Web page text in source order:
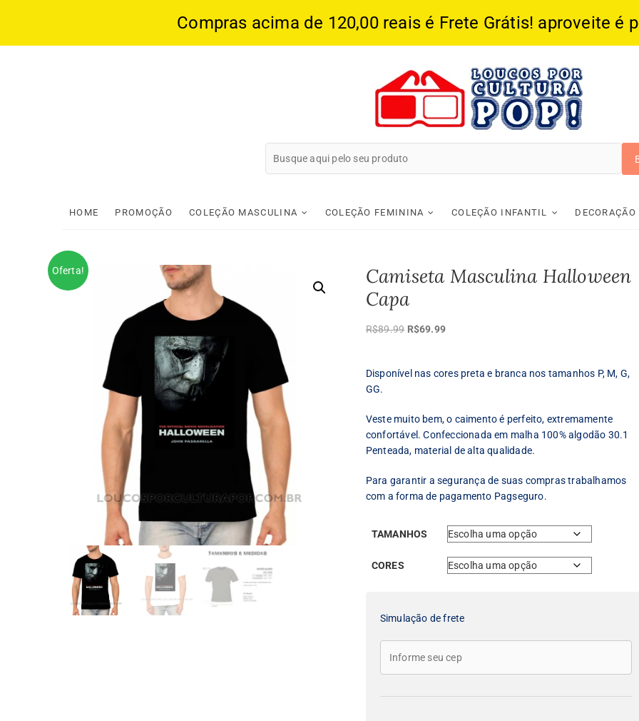
Compras acima de 120,00 reais é Frete Grátis! aproveite é
Loucos Por Cultura
HOME PROMOÇÃO COLEÇÃO MASCULINA COLEÇÃO FEMININA COLEÇÃO INFANTIL DECORAÇÃO
Oferta!
Camiseta Masculina Halloween
Capa
R$89.99 O
era:
R$69.99O
é:
Disponível nas cores preta e branca nos tamanhos P, M, G,
GG.
Veste muito bem, o caimento é perfeito, extremamente
confortável. Confeccionada em malha 100% algodão 30.1
Penteada, material de alta qualidade.
Para garantir a segurança de suas compras trabalhamos
com a forma de pagamento Pagseguro.
TAMANHOS
CORES
Simulação de frete